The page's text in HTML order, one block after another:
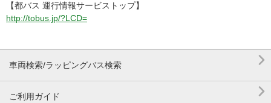
【都バス 運行情報サービストップ】
http://tobus.jp/?LCD=
車両検索/ラッピングバス検索 
ご利用ガイド 